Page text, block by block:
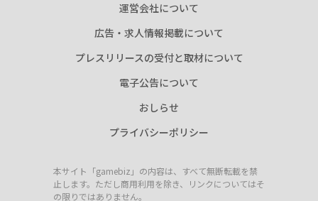
運営会社について
広告・求人情報掲載について
プレスリリースの受付と取材について
電子公告について
おしらせ
プライバシーポリシー
本サイト「gamebiz」の内容は、すべて無断転載を禁
止します。ただし商用利用を除き、リンクについてはそ
の限りではありません。